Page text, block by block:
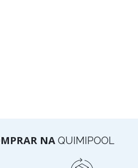
NA QUIMIPOOL